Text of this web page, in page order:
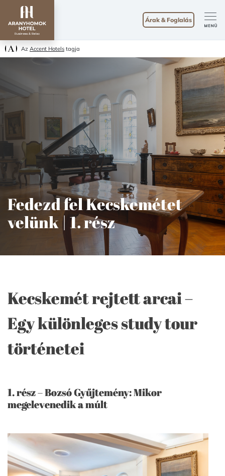
Az Accent Hotels tagja
Árak & Foglalás
Fedezd fel Kecskemétet
velünk | 1. rész
Kecskemét rejtett arcai –
Egy különleges study tour
történetei
1. rész – Bozsó Gyűjtemény: Mikor
megelevenedik a múlt